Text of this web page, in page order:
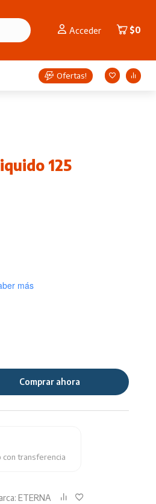
Acceder $0
Ofertas!
125
más
Comprar ahora
ETERNA
transferencia